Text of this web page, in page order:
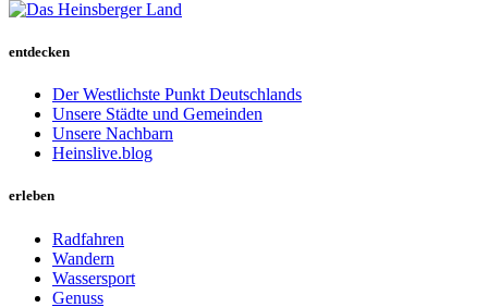
entdecken
Der Westlichste Punkt Deutschlands
Unsere Städte und Gemeinden
Unsere Nachbarn
Heinslive.blog
erleben
Radfahren
Wandern
Wassersport
Genuss